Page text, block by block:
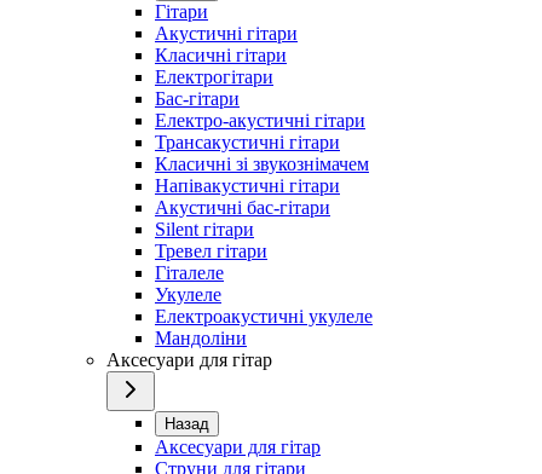
Гітари
Акустичні гітари
Класичні гітари
Електрогітари
Бас-гітари
Електро-акустичні гітари
Трансакустичні гітари
Класичні зі звукознімачем
Напівакустичні гітари
Акустичні бас-гітари
Silent гітари
Тревел гітари
Гіталеле
Укулеле
Електроакустичні укулеле
Мандоліни
Аксесуари для гітар
Назад
Аксесуари для гітар
Струни для гітари